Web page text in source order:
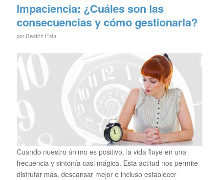
Impaciencia: ¿Cuáles son las
consecuencias y cómo gestionarla?
por Beatriz Palá
Cuando nuestro ánimo es positivo, la vida fluye en una
frecuencia y sintonía casi mágica. Esta actitud nos permite
disfrutar más, descansar mejor e incluso establecer